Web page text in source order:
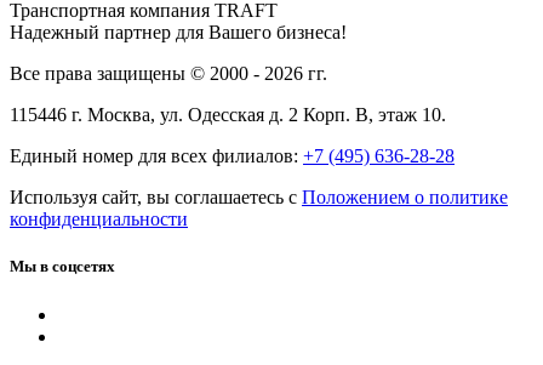
Транспортная компания TRAFT
Надежный партнер для Вашего бизнеса!
Все права защищены © 2000 - 2026 гг.
115446 г. Москва, ул. Одесская д. 2 Корп. В, этаж 10.
Единый номер для всех филиалов: +7 (495) 636-28-28
Используя сайт, вы соглашаетесь с Положением о политике
конфиденциальности
Мы в соцсетях